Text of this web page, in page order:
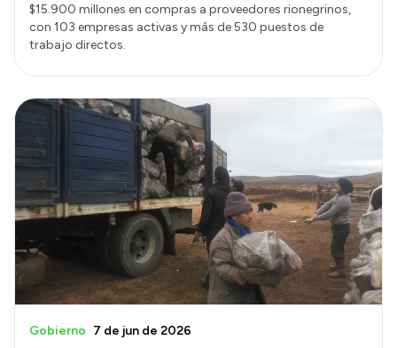
$15.900 millones en compras a proveedores rionegrinos,
con 103 empresas activas y más de 530 puestos de
trabajo directos.
Gobierno 7 de jun de 2026